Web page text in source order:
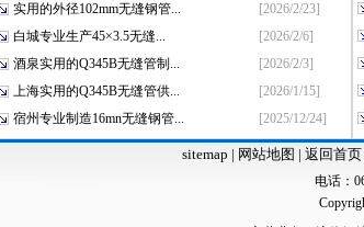
实用的外径102mm无缝钢管...
[2026/2/23]
白城专业生产45×3.5无缝...
[2026/2/6]
酒泉实用的Q345B无缝管制...
[2026/2/3]
上海实用的Q345B无缝管供...
[2026/1/15]
宿州专业制造16mn无缝钢管...
[2025/12/24]
sitemap | 网站地图 | 返回首页
电话：